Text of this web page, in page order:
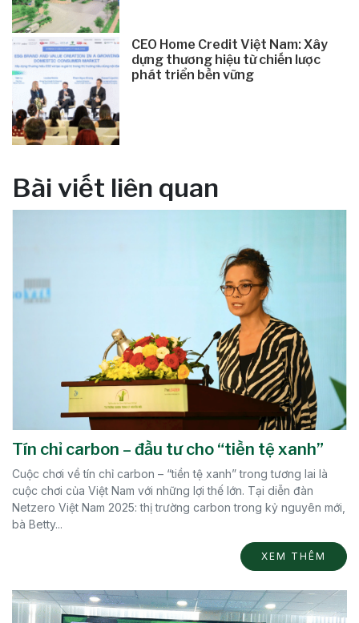
CEO Home Credit Việt Nam: Xây
dựng thương hiệu từ chiến lược
phát triển bền vững
Bài viết liên quan
Tín chỉ carbon – đầu tư cho “tiền tệ xanh”
Cuộc chơi về tín chỉ carbon – “tiền tệ xanh” trong tương lai là
cuộc chơi của Việt Nam với những lợi thế lớn. Tại diễn đàn
Netzero Việt Nam 2025: thị trường carbon trong kỷ nguyên mới,
bà Betty...
XEM THÊM